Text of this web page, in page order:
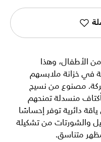
الأطفال، وهذا
في خزانة ملابسهم
مصنوع من نسيج
منسدلة تمنحهم
دائرية توفر إحساسًا
والشورتات من تشكيلة